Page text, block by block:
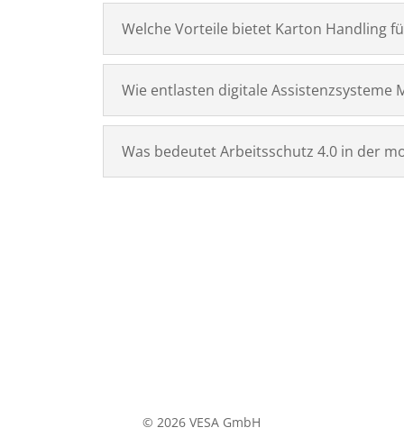
Welche Vorteile bietet Karton Handling
Wie entlasten digitale Assistenzsysteme
Was bedeutet Arbeitsschutz 4.0 in der
© 2026 VESA GmbH